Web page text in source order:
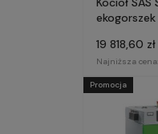
ekogorszek
19 818,60 zł
Najniższa cena:
Promocja